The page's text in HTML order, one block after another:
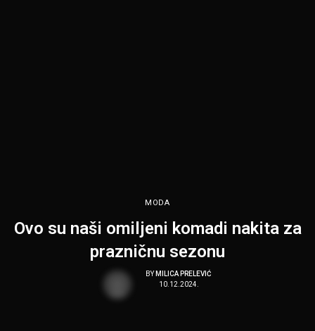
MODA
Ovo su naši omiljeni komadi nakita za
prazničnu sezonu
BY MILICA PRELEVIĆ
10.12.2024.